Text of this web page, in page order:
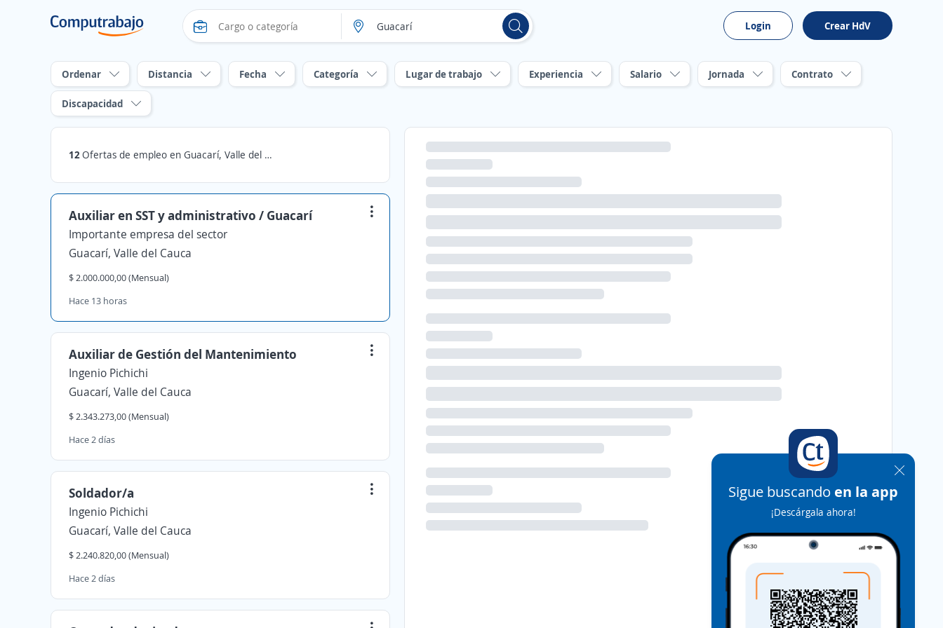
Login Crear HdV
Ordenar Distancia Fecha Categoría Lugar de trabajo Experiencia Salario Jornada Contrato
Discapacidad
12Ofertas de empleo en Guacarí, Valle del Cauca
Auxiliar en SST y administrativo / Guacarí
Importante empresa del sector
Guacarí, Valle del Cauca
$ 2.000.000,00 (Mensual)
Hace 13 horas
Auxiliar de Gestión del Mantenimiento
Ingenio Pichichi
Guacarí, Valle del Cauca
$ 2.343.273,00 (Mensual)
Hace 2 días
Soldador/a
Ingenio Pichichi
Guacarí, Valle del Cauca
$ 2.240.820,00 (Mensual)
Hace 2 días
Sigue buscando en la app
¡Descárgala ahora!